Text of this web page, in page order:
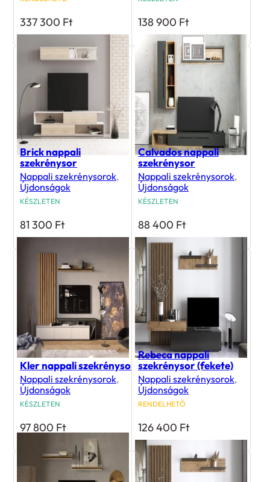
337 300 Ft 138 900 Ft
Brick nappali
szekrénysor
Nappali szekrénysorok,
Újdonságok
KÉSZLETEN
81 300 Ft
Calvados nappali
szekrénysor
Nappali szekrénysorok,
Újdonságok
KÉSZLETEN
88 400 Ft
Kler nappali szekrénysor
Nappali szekrénysorok,
Újdonságok
KÉSZLETEN
97 800 Ft
Rebeca nappali
szekrénysor (fekete)
Nappali szekrénysorok,
Újdonságok
RENDELHETŐ
126 400 Ft